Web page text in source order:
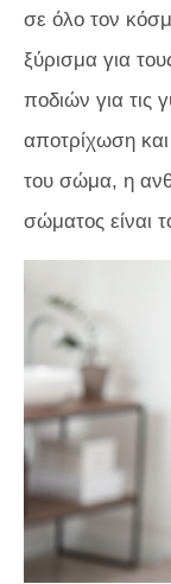
σε όλο τον
ξύρισμα για
ποδιών για τις
αποτρίχωση
του σώμα, η
σώματος είναι